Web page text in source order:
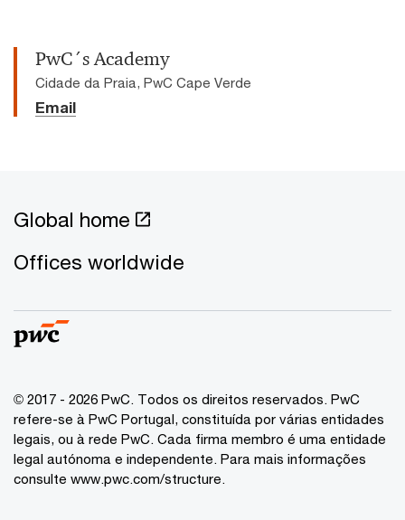
PwC´s Academy
Cidade da Praia, PwC Cape Verde
Email
Global home
Offices worldwide
© 2017 - 2026 PwC. Todos os direitos reservados. PwC
refere-se à PwC Portugal, constituída por várias entidades
legais, ou à rede PwC. Cada firma membro é uma entidade
legal autónoma e independente. Para mais informações
consulte www.pwc.com/structure.